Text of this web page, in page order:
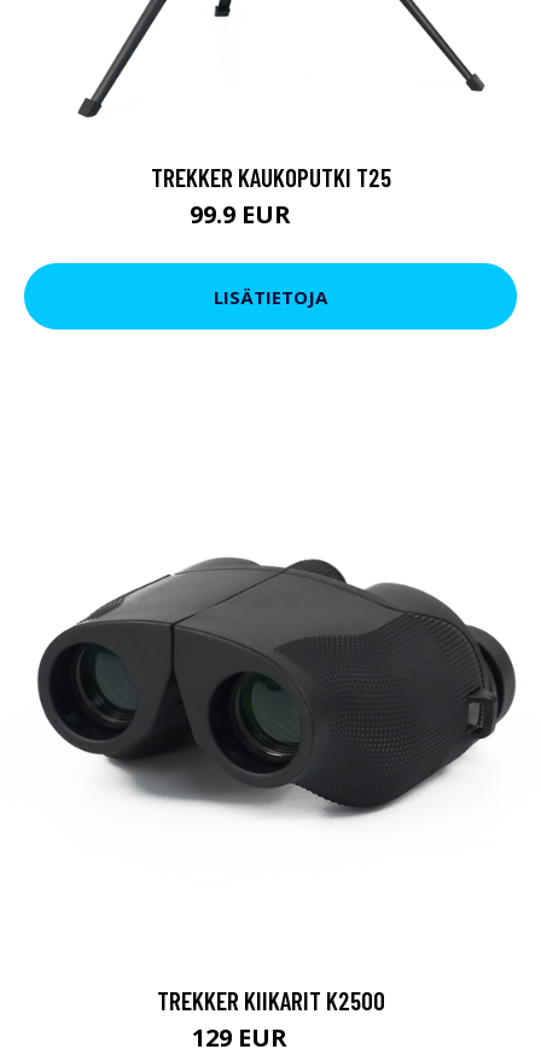
TREKKER KAUKOPUTKI T25
99.9 EUR
LISÄTIETOJA
TREKKER KIIKARIT K2500
129 EUR